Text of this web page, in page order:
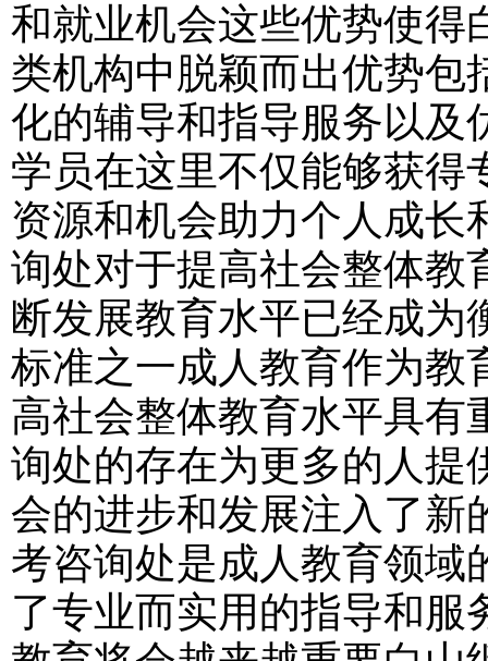
和就业机会这些优势使得
类机构中脱颖而出优势包
化的辅导和指导服务以及
学员在这里不仅能够获得
资源和机会助力个人成长
询处对于提高社会整体教
断发展教育水平已经成为
标准之一成人教育作为教
高社会整体教育水平具有
询处的存在为更多的人提
会的进步和发展注入了新
考咨询处是成人教育领域
了专业而实用的指导和服